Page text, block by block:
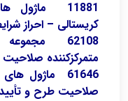
11881
کریستالی – احراز
62108
متمرکزکننده
61646
صلاحیت طرح و